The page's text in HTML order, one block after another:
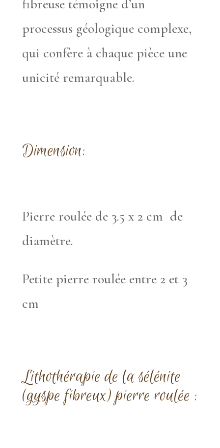
fibreuse témoigne d’un
processus géologique complexe,
qui confère à chaque pièce une
unicité remarquable.
Dimension:
Pierre roulée de 3.5 x 2 cm de
diamètre.
Petite pierre roulée entre 2 et 3
cm
Lithothérapie de la sélénite
(gyspe fibreux) pierre roulée :